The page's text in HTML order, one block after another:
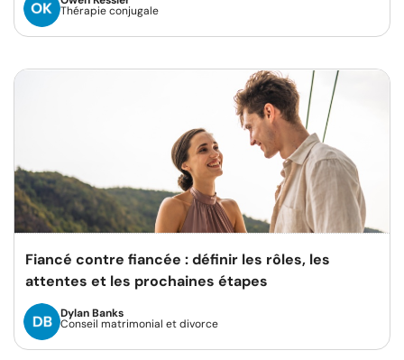
Thérapie conjugale
Fiancé contre fiancée : définir les rôles, les
attentes et les prochaines étapes
Dylan Banks
Conseil matrimonial et divorce